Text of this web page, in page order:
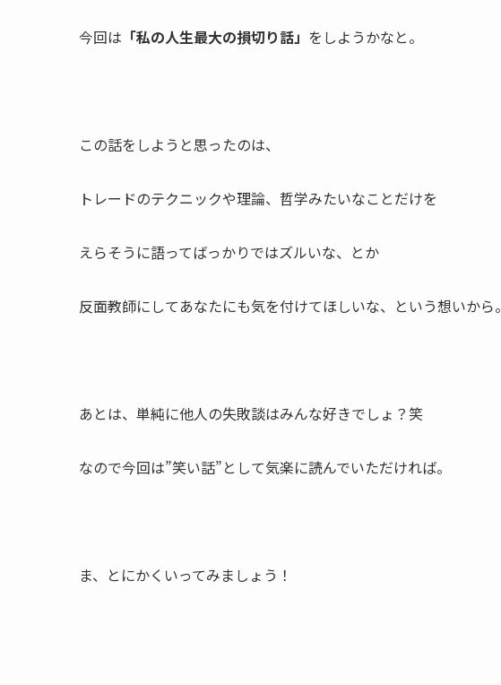
今回は 「私の人生最大の損切り話」 をしようかなと。
この話をしようと思ったのは、
トレードのテクニックや理論、哲学みたいなことだけを
えらそうに語ってばっかりではズルいな、とか
反面教師にしてあなたにも気を付けてほしいな、という想いから。
あとは、単純に他人の失敗談はみんな好きでしょ？笑
なので今回は”笑い話”として気楽に読んでいただければ。
ま、とにかくいってみましょう！